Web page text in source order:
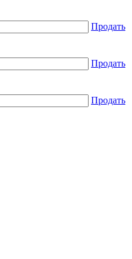
Продать
Продать
Продать